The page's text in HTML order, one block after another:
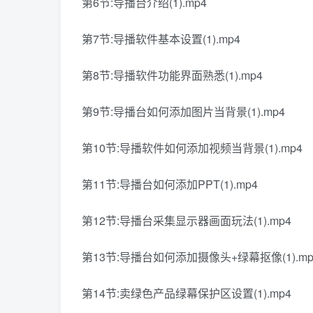
第7节:导播软件基本设置(1).mp4
第8节:导播软件功能界面熟悉(1).mp4
第9节:导播台如何添加图片当背景(1).mp4
第10节:导播软件如何添加视频当背景(1).mp4
第11节:导播台如何添加PPT(1).mp4
第12节:导播台采集显示器画面玩法(1).mp4
第13节:导播台如何添加摄像头+绿幕抠像
第14节:卖绿色产品绿幕保护区设置(1).mp4